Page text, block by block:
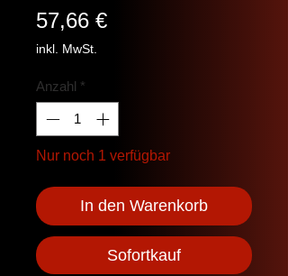
57,66 €Preis
inkl. MwSt.
Anzahl *
Nur noch 1 verfügbar
In den Warenkorb
Sofortkauf